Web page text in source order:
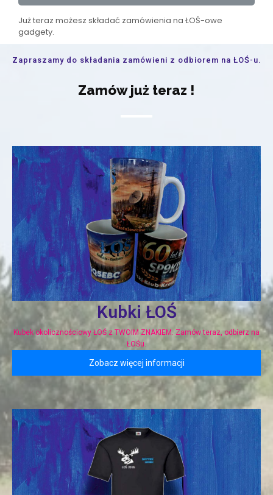
Już teraz możesz składać zamówienia na ŁOŚ-owe
gadgety.
Zapraszamy do składania zamówieni z odbiorem na ŁOŚ-u.
Zamów już teraz !
Kubki ŁOŚ
Kubek okolicznościowy ŁOŚ z TWOIM ZNAKIEM. Zamów teraz, odbierz na
ŁOŚu.
Zobacz więcej informacji